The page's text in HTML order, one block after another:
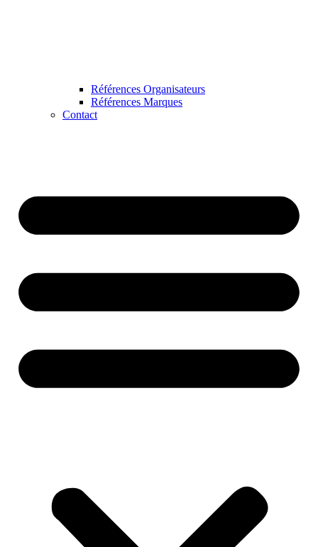
Références Organisateurs
Références Marques
Contact